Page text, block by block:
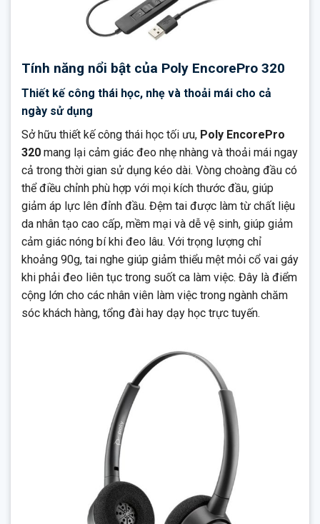
Tính năng nổi bật của Poly EncorePro 320
Thiết kế công thái học, nhẹ và thoải mái cho cả
ngày sử dụng
Sở hữu thiết kế công thái học tối ưu, Poly EncorePro
320 mang lại cảm giác đeo nhẹ nhàng và thoải mái ngay
cả trong thời gian sử dụng kéo dài. Vòng choàng đầu có
thể điều chỉnh phù hợp với mọi kích thước đầu, giúp
giảm áp lực lên đỉnh đầu. Đệm tai được làm từ chất liệu
da nhân tạo cao cấp, mềm mại và dễ vệ sinh, giúp giảm
cảm giác nóng bí khi đeo lâu. Với trọng lượng chỉ
khoảng 90g, tai nghe giúp giảm thiểu mệt mỏi cổ vai gáy
khi phải đeo liên tục trong suốt ca làm việc. Đây là điểm
cộng lớn cho các nhân viên làm việc trong ngành chăm
sóc khách hàng, tổng đài hay dạy học trực tuyến.